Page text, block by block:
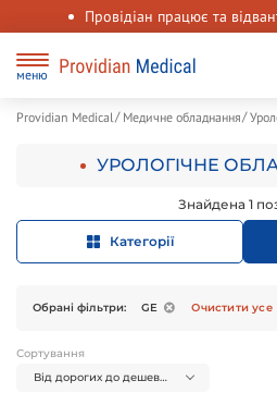
Провідіан працює та
меню
Providian Medical Медичне обладнання
УРОЛОГІЧНЕ
Знайдена 1
Категорії
Обрані фільтри: GE Очистити усе
Сортування
Від дорогих до дешевих